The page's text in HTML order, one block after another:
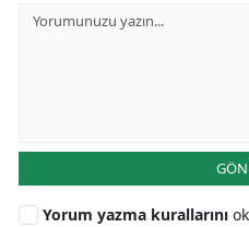
Yorum yazma kurallarını